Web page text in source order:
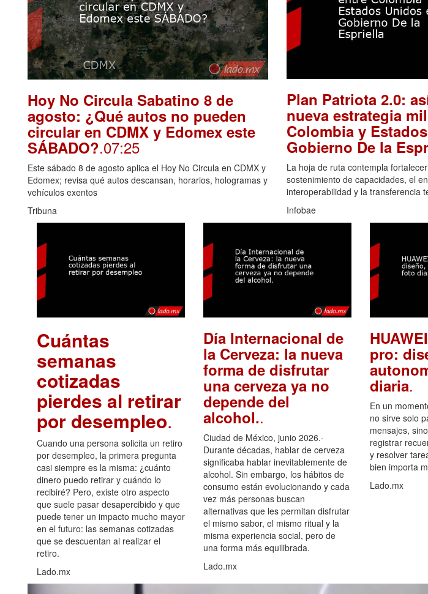
Hoy No Circula Sabatino 8 de
agosto: ¿Qué autos no pueden
circular en CDMX y Edomex este
SÁBADO?.07:25
Este sábado 8 de agosto aplica el Hoy No Circula en CDMX y
Edomex; revisa qué autos descansan, horarios, hologramas y
vehículos exentos
Tribuna
Plan Patriota 2.0:
nueva estrategia
Colombia y
Gobierno De la
La hoja de ruta contempla
sostenimiento de capacidades, el
interoperabilidad y la transferencia
Infobae
Cuántas
semanas
cotizadas
pierdes al retirar
por desempleo.
Cuando una persona solicita un retiro
por desempleo, la primera pregunta
casi siempre es la misma: ¿cuánto
dinero puedo retirar y cuándo lo
recibiré? Pero, existe otro aspecto
que suele pasar desapercibido y que
puede tener un impacto mucho mayor
en el futuro: las semanas cotizadas
que se descuentan al realizar el
retiro.
Lado.mx
Día Internacional de
la Cerveza: la nueva
forma de disfrutar
una cerveza ya no
depende del
alcohol..
Ciudad de México, junio 2026.-
Durante décadas, hablar de cerveza
significaba hablar inevitablemente de
alcohol. Sin embargo, los hábitos de
consumo están evolucionando y cada
vez más personas buscan
alternativas que les permitan disfrutar
el mismo sabor, el mismo ritual y la
misma experiencia social, pero de
una forma más equilibrada.
Lado.mx
pro:
diaria.
En un
no sirve solo
mensajes,
registrar
y resolver
bien importa
Lado.mx